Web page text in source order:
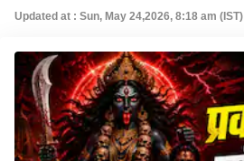
Updated at : Sun, May 24,2026, 8:18 am (IST)